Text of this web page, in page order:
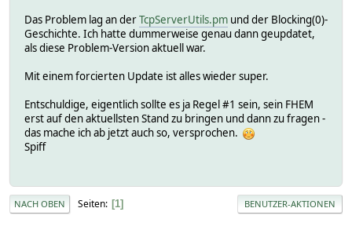
Das Problem lag an derTcpServerUtils.pm und der Blocking(0)-
Geschichte. Ich hatte dummerweise genau dann geupdatet,
als diese Problem-Version aktuell war.
Mit einem forcierten Update ist alles wieder super.
Entschuldige, eigentlich sollte es ja Regel #1 sein, sein FHEM
erst auf den aktuellsten Stand zu bringen und dann zu fragen -
das mache ich ab jetzt auch so, versprochen.
Spiff
NACH OBEN Seiten 1 BENUTZER-AKTIONEN